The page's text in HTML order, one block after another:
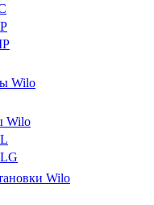
Wilo
Wilo
Wilo